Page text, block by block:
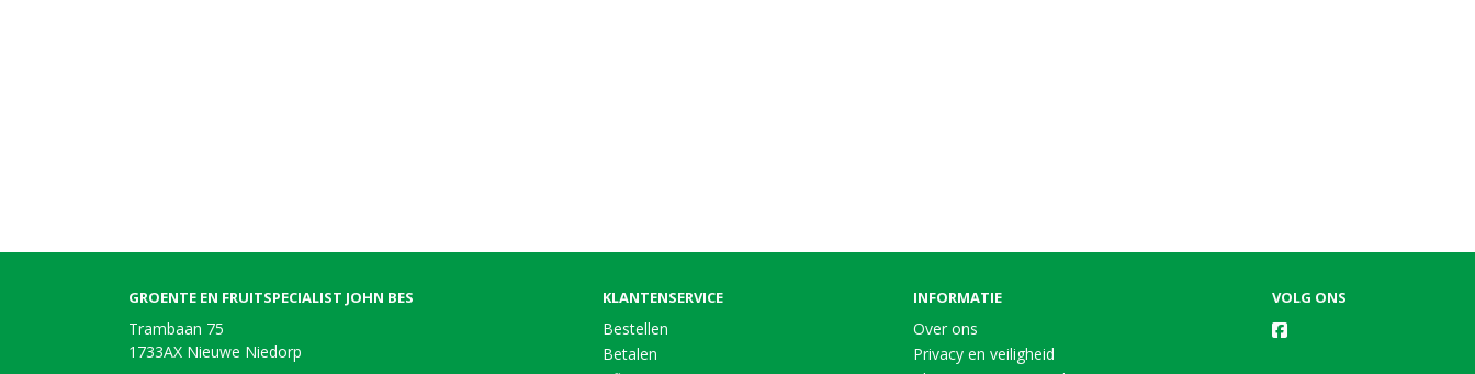
GROENTE EN FRUITSPECIALIST JOHN BES
Trambaan 75
1733AX Nieuwe Niedorp
KLANTENSERVICE
Bestellen
Betalen
INFORMATIE
Over ons
Privacy en veiligheid
VOLG ONS